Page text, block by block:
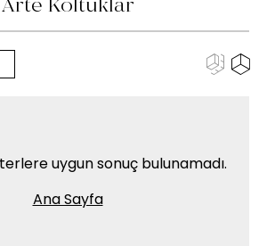
Arte Koltuklar
uygun sonuç bulunamadı.
Ana Sayfa